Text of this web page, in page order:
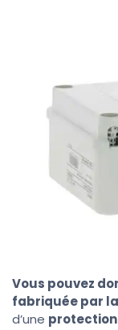
Vous pouvez
fabriquée par
d’une